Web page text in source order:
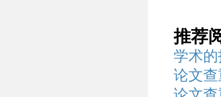
推荐
学术
论文